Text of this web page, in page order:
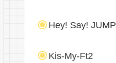
Hey! Say! JUMP
Kis-My-Ft2